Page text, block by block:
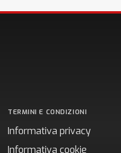
TERMINI E CONDIZIONI
Informativa privacy
Informativa cookie